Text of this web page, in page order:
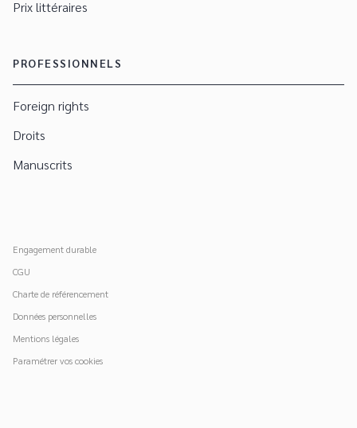
Prix littéraires
PROFESSIONNELS
Foreign rights
Droits
Manuscrits
Engagement durable
CGU
Charte de référencement
Données personnelles
Mentions légales
Paramétrer vos cookies